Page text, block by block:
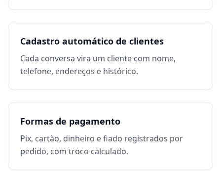
Cadastro automático de clientes
Cada conversa vira um cliente com nome,
telefone, endereços e histórico.
Formas de pagamento
Pix, cartão, dinheiro e fiado registrados por
pedido, com troco calculado.